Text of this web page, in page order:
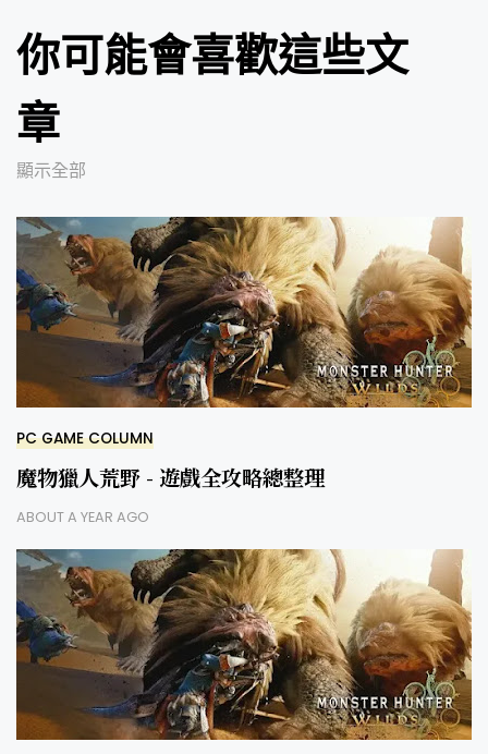
你可能會喜歡這些文
章
顯示全部
PC GAME COLUMN
魔物獵人荒野 - 遊戲全攻略總整理
ABOUT A YEAR AGO